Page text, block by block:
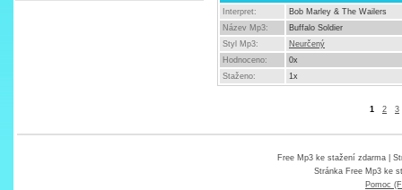
Interpret:
Bob Marley & The Wailers
Název Mp3:
Buffalo Soldier
Styl Mp3:
Neurčený
Hodnoceno:
0x
Staženo:
1x
1 2 3
Free Mp3 ke stažení zdarma|
Stránka Free Mp3 ke
Pomoc